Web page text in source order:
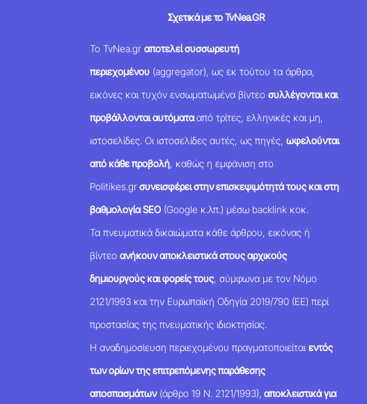
Σχετικά με το TvNea.GR
Το TvNea.grαποτελεί συσσωρευτή
περιεχομένου (aggregator), ως εκ τούτου τα άρθρα,
εικόνες και τυχόν ενσωματωμένα βίντεοσυλλέγονται και
προβάλλονται αυτόματααπό τρίτες, ελληνικές και μη,
ιστοσελίδες. Οι ιστοσελίδες αυτές, ως πηγές,ωφελούνται
από κάθε προβολή , καθώς η εμφάνιση στο
Politikes.grσυνεισφέρει στην επισκεψιμότητά τους και στη
βαθμολογία SEO (Google κ.λπ.) μέσω backlink κοκ.
Τα πνευματικά δικαιώματα κάθε άρθρου, εικόνας ή
βίντεοανήκουν αποκλειστικά στους αρχικούς
δημιουργούς και φορείς τους , σύμφωνα με τον Νόμο
2121/1993 και την Ευρωπαϊκή Οδηγία 2019/790 (ΕΕ) περί
προστασίας της πνευματικής ιδιοκτησίας.
Η αναδημοσίευση περιεχομένου πραγματοποιείταιεντός
των ορίων της επιτρεπόμενης παράθεσης
αποσπασμάτων(άρθρο 19 Ν. 2121/1993), αποκλειστικά για